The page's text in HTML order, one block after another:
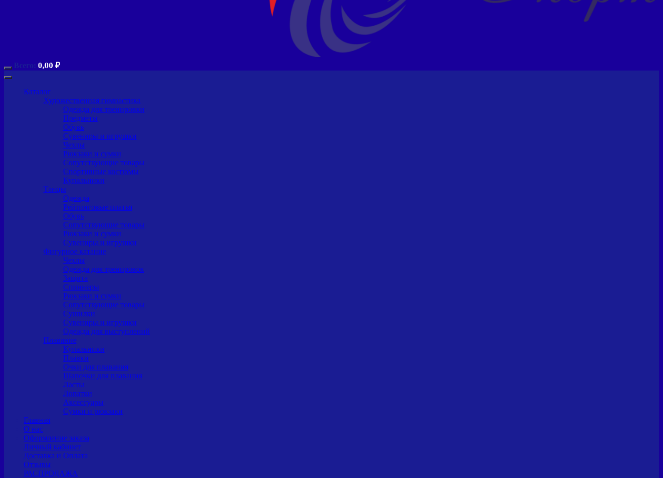
Всего: 0,00 ₽
Каталог
Художественная гимнастика
Одежда для тренировки
Предметы
Обувь
Сувениры и игрушки
Чехлы
Рюкзаки и сумки
Сопутствующие товары
Спортивные костюмы
Купальники
Танцы
Одежда
Рейтинговые платья
Обувь
Сопутствующие товары
Рюкзаки и сумки
Сувениры и игрушки
Фигурное катание
Чехлы
Одежда для тренировок
Защита
Спиннеры
Рюкзаки и сумки
Сопутствующие товары
Сушилки
Сувениры и игрушки
Одежда для выступлений
Плавание
Купальники
Плавки
Очки для плавания
Шапочки для плавания
Ласты
Лопатки
Аксессуары
Сумки и рюкзаки
Главная
О нас
Оформление заказа
Личный кабинет
Доставка и Оплата
Отзывы
РАСПРОДАЖА